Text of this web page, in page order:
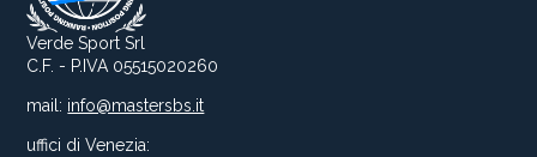
Verde Sport Srl
C.F. - P.IVA 05515020260
mail: info@mastersbs.it
uffici di Venezia: